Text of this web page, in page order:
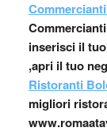
inserisci il
,apri il tuo
Ristoranti
migliori